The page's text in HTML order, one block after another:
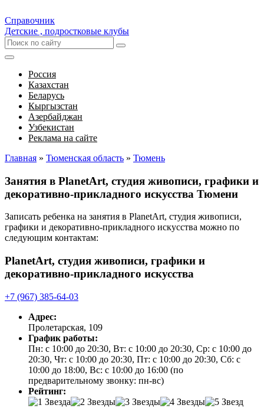
Справочник
Детские , подростковые клубы
Россия
Казахстан
Беларусь
Кыргызстан
Азербайджан
Узбекистан
Реклама на сайте
Главная » Тюменская область » Тюмень
Занятия в PlanetArt, студия живописи, графики и
декоративно-прикладного искусства Тюмени
Записать ребенка на занятия в PlanetArt, студия живописи,
графики и декоративно-прикладного искусства можно по
следующим контактам:
PlanetArt, студия живописи, графики и
декоративно-прикладного искусства
+7 (967) 385-64-03
Адрес:
Пролетарская, 109
График работы:
Пн: с 10:00 до 20:30, Вт: с 10:00 до 20:30, Ср: с 10:00 до
20:30, Чт: с 10:00 до 20:30, Пт: с 10:00 до 20:30, Сб: с
10:00 до 18:00, Вс: с 10:00 до 16:00 (по
предварительному звонку: пн-вс)
Рейтинг: